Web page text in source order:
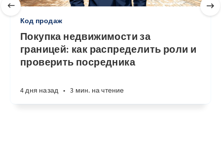
Код продаж
Покупка недвижимости за
границей: как распределить роли и
проверить посредника
4 дня назад • 3 мин. на чтение